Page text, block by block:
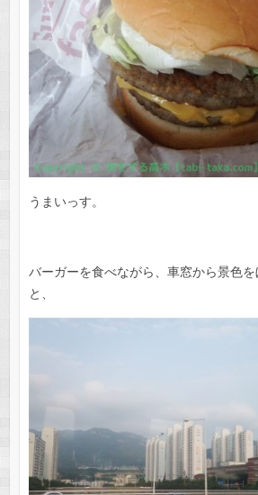
うまいっす。
バーガーを食べながら、車窓から景色
と、